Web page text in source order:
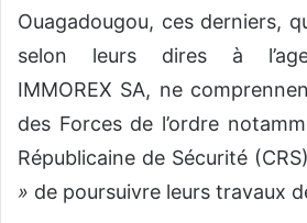
Ouagadougou, ces derniers,
selon leurs dires à
IMMOREX SA, ne
des Forces de l’ordre
Républicaine de Sécurité
» de poursuivre leurs travaux